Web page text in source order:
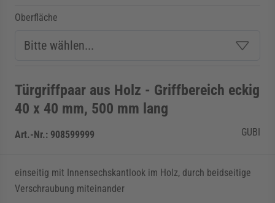
Oberfläche
Türgriffpaar aus Holz - Griffbereich eckig
40 x 40 mm, 500 mm lang
Art.-Nr.: 908599999 GUBI
einseitig mit Innensechskantlook im Holz, durch beidseitige
Verschraubung miteinander